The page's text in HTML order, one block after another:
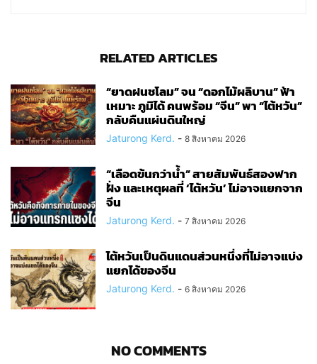
RELATED ARTICLES
“ยาดฝนชโลม” จน “ดอกไม้ผลิบาน” ฟ้า
เหมาะ ภูมิได้ คนพร้อม “จีน” พา “ไต้หวัน”
กลับคืนแผ่นดินใหญ่
Jaturong Kerd. - 8 สิงหาคม 2026
“เลือดข้นกว่าน้ำ” สายสัมพันธ์สองฟาก
ฝั่ง และเหตุผลที่ ‘ไต้หวัน’ ไม่อาจแยกจาก
จีน
Jaturong Kerd. - 7 สิงหาคม 2026
ไต้หวันเป็นดินแดนส่วนหนึ่งที่ไม่อาจแบ่ง
แยกได้ของจีน
Jaturong Kerd. - 6 สิงหาคม 2026
NO COMMENTS